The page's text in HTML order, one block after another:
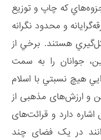
که چاپ و توزيع
و محدود نگرانه
هستند. برخي از
جوانان را به سمت
هيچ نسبتي با اسلام
و ارزش‌های مذهبی از
دارد و قرائت‌های
در یک فضای چند